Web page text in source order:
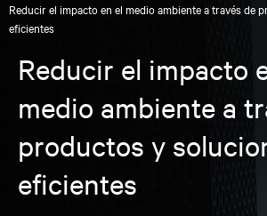
Reducir el impacto en el medio ambiente a través de
eficientes
Reducir el impacto
medio ambiente a
productos y
eficientes